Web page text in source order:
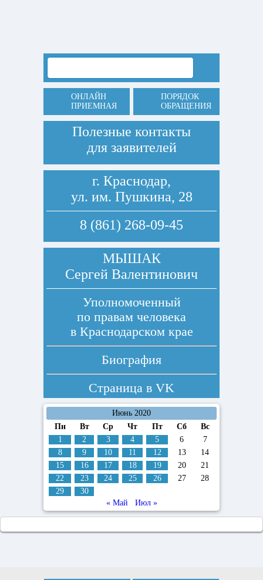
ОНЛАЙН
ПРИЕМНАЯ
ПОРЯДОК
ОБРАЩЕНИЯ
Полезные контакты
для заявителей
г. Краснодар,
ул. им. Пушкина, 28
8 (861) 268-09-45
МЫШАК
Сергей Валентинович
Уполномоченный
по правам человека
в Краснодарском крае
Биография
Страница в VK
Июнь 2020
Пн
Вт Ср Чт Пт Сб
Вс
1
2 3 4 5 6
7
8
9 10 11 12 13
14
15
16 17 18 19 20
21
22
23 24 25 26 27
28
29
30
« Май
Июл »